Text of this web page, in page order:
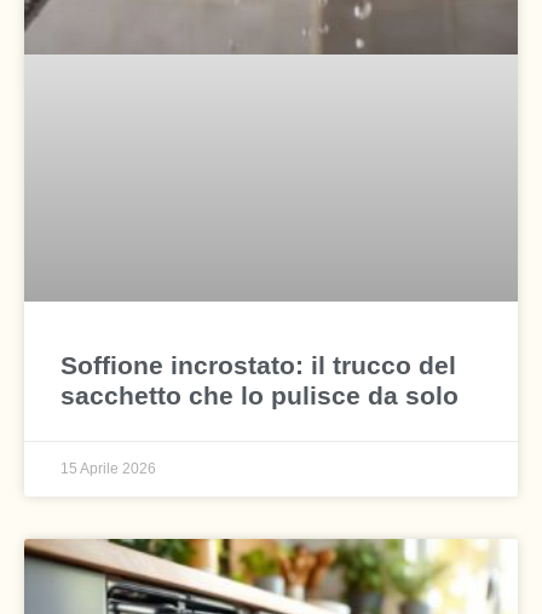
Soffione incrostato: il trucco del
sacchetto che lo pulisce da solo
15 Aprile 2026